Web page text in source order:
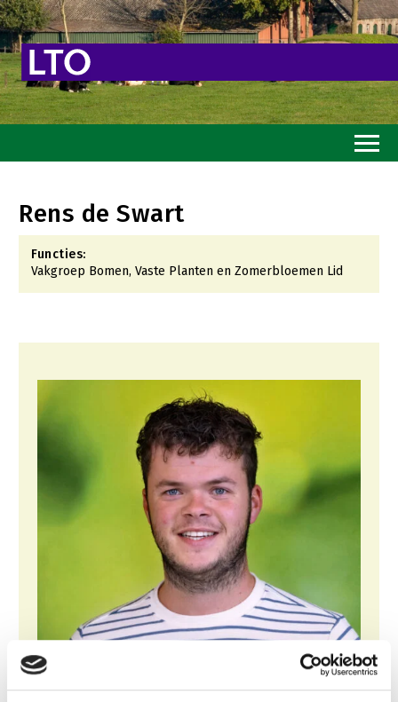
Toekomstvisie
Goed eten
Mooi groen
Gezonde planten
Gezonde dieren
Natuur, klimaat en energie
Bodem en water
Platteland en omgeving
Mens, ondernemerschap en onderwijs
Internationaal
Sectoren
Dier
Rens de Swart
Functies:
Vakgroep Bomen, Vaste Planten en Zomerbloemen Lid